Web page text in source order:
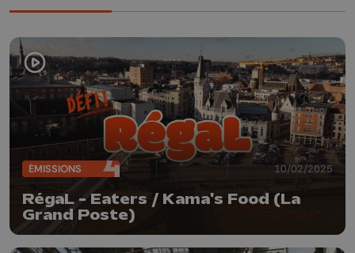
ÉMISSIONS 10/02/2025
RégaL - Eaters / Kama's Food (La
Grand Poste)